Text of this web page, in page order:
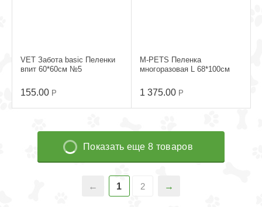
VET Забота basic Пеленки
впит 60*60см №5
155.00 Р
M-PETS Пеленка
многоразовая L 68*100см
1 375.00 Р
Показать еще 8 товаров
1 2